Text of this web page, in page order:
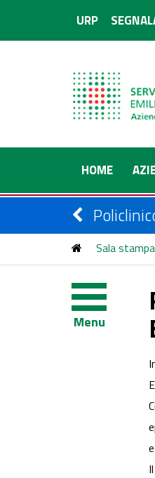
URP
HOME
Sala stampa
Menu